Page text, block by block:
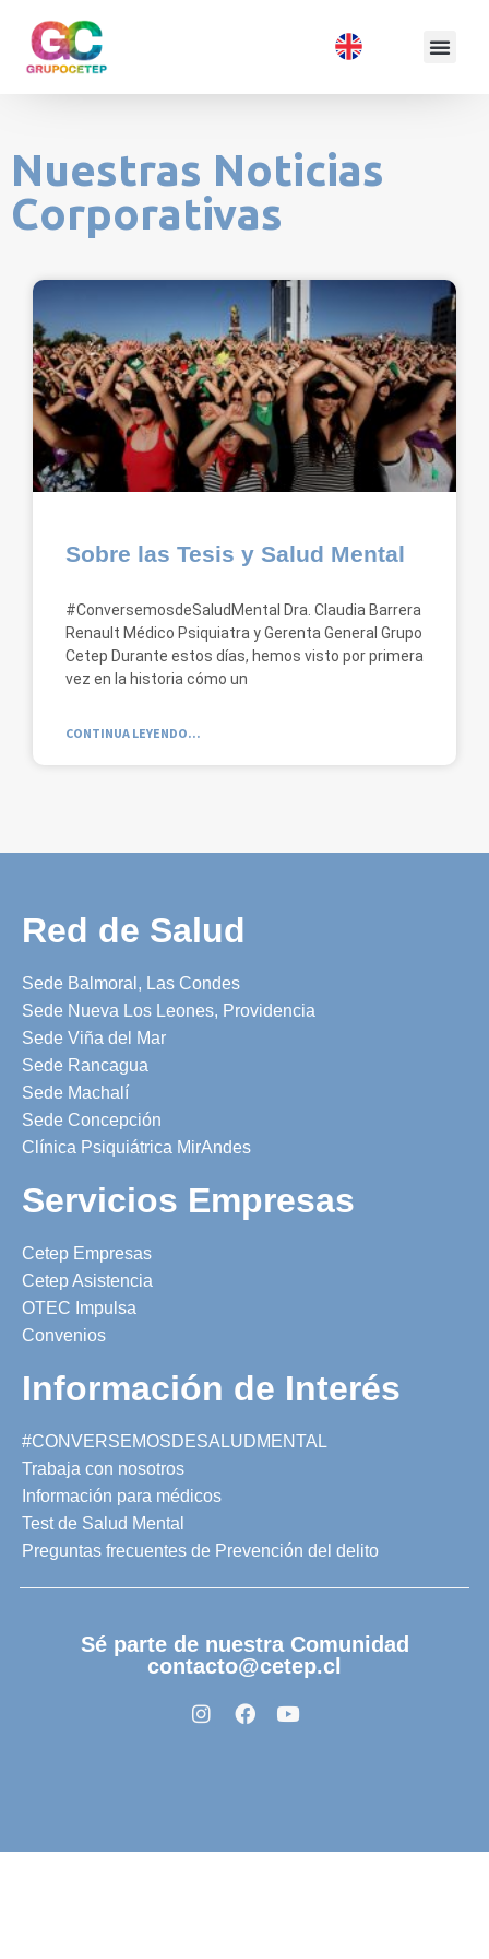
Nuestras Noticias
Corporativas
Sobre las Tesis y Salud Mental
#ConversemosdeSaludMental Dra. Claudia Barrera
Renault Médico Psiquiatra y Gerenta General Grupo
Cetep Durante estos días, hemos visto por primera
vez en la historia cómo un
CONTINUA LEYENDO...
Red de Salud
Sede Balmoral, Las Condes
Sede Nueva Los Leones, Providencia
Sede Viña del Mar
Sede Rancagua
Sede Machalí
Sede Concepción
Clínica Psiquiátrica MirAndes
Servicios Empresas
Cetep Empresas
Cetep Asistencia
OTEC Impulsa
Convenios
Información de Interés
#CONVERSEMOSDESALUDMENTAL
Trabaja con nosotros
Información para médicos
Test de Salud Mental
Preguntas frecuentes de Prevención del delito
Sé parte de nuestra Comunidad
contacto@cetep.cl